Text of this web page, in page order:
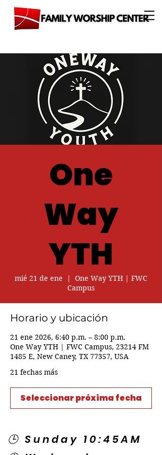
One
Way
YTH
mié 21 de ene
  |
One Way YTH | FWC
Campus
Horario y ubicación
21 ene 2026, 6:40 p.m. – 8:00 p.m.
One Way YTH | FWC Campus, 23214 FM
1485 E, New Caney, TX 77357, USA
21 fechas más
Seleccionar próxima fecha
🕒 Sunday 10:45AM